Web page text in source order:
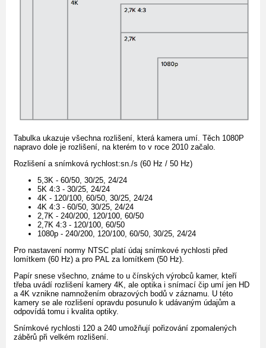
Tabulka ukazuje všechna rozlišení, která kamera umí. Těch 1080P
napravo dole je rozlišení, na kterém to v roce 2010 začalo.
Rozlišení a snímková rychlost:sn./s (60 Hz / 50 Hz)
5,3K - 60/50, 30/25, 24/24
5K 4:3 - 30/25, 24/24
4K - 120/100, 60/50, 30/25, 24/24
4K 4:3 - 60/50, 30/25, 24/24
2,7K - 240/200, 120/100, 60/50
2,7K 4:3 - 120/100, 60/50
1080p - 240/200, 120/100, 60/50, 30/25, 24/24
Pro nastavení normy NTSC platí údaj snímkové rychlosti před
lomítkem (60 Hz) a pro PAL za lomítkem (50 Hz).
Papír snese všechno, známe to u čínských výrobců kamer, kteří
třeba uvádí rozlišení kamery 4K, ale optika i snímací čip umí jen HD
a 4K vznikne namnožením obrazových bodů v záznamu. U této
kamery se ale rozlišení opravdu posunulo k udávaným údajům a
odpovídá tomu i kvalita optiky.
Snímkové rychlosti 120 a 240 umožňují pořizování zpomalených
záběrů při velkém rozlišení.